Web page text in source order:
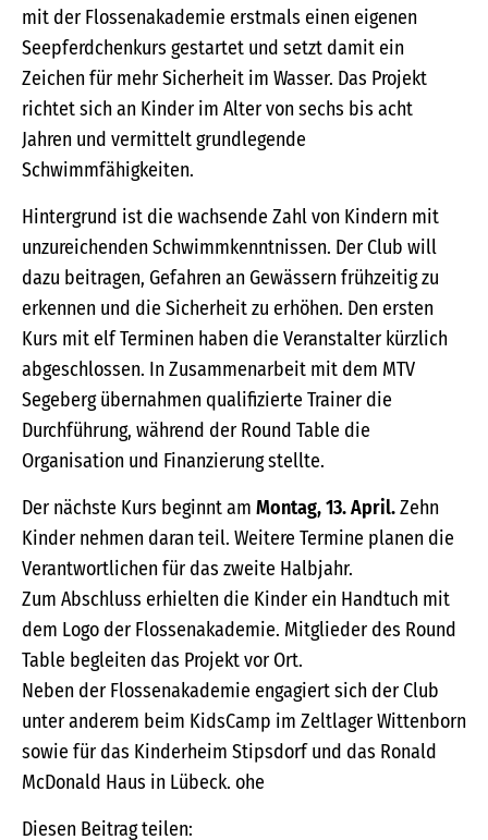
mit der Flossenakademie erstmals einen eigenen
Seepferdchenkurs gestartet und setzt damit ein
Zeichen für mehr Sicherheit im Wasser. Das Projekt
richtet sich an Kinder im Alter von sechs bis acht
Jahren und vermittelt grundlegende
Schwimmfähigkeiten.
Hintergrund ist die wachsende Zahl von Kindern mit
unzureichenden Schwimmkenntnissen. Der Club will
dazu beitragen, Gefahren an Gewässern frühzeitig zu
erkennen und die Sicherheit zu erhöhen. Den ersten
Kurs mit elf Terminen haben die Veranstalter kürzlich
abgeschlossen. In Zusammenarbeit mit dem MTV
Segeberg übernahmen qualifizierte Trainer die
Durchführung, während der Round Table die
Organisation und Finanzierung stellte.
Der nächste Kurs beginnt am Montag, 13. April.Zehn
Kinder nehmen daran teil. Weitere Termine planen die
Verantwortlichen für das zweite Halbjahr.
Zum Abschluss erhielten die Kinder ein Handtuch mit
dem Logo der Flossenakademie. Mitglieder des Round
Table begleiten das Projekt vor Ort.
Neben der Flossenakademie engagiert sich der Club
unter anderem beim KidsCamp im Zeltlager Wittenborn
sowie für das Kinderheim Stipsdorf und das Ronald
McDonald Haus in Lübeck. ohe
Diesen Beitrag teilen: